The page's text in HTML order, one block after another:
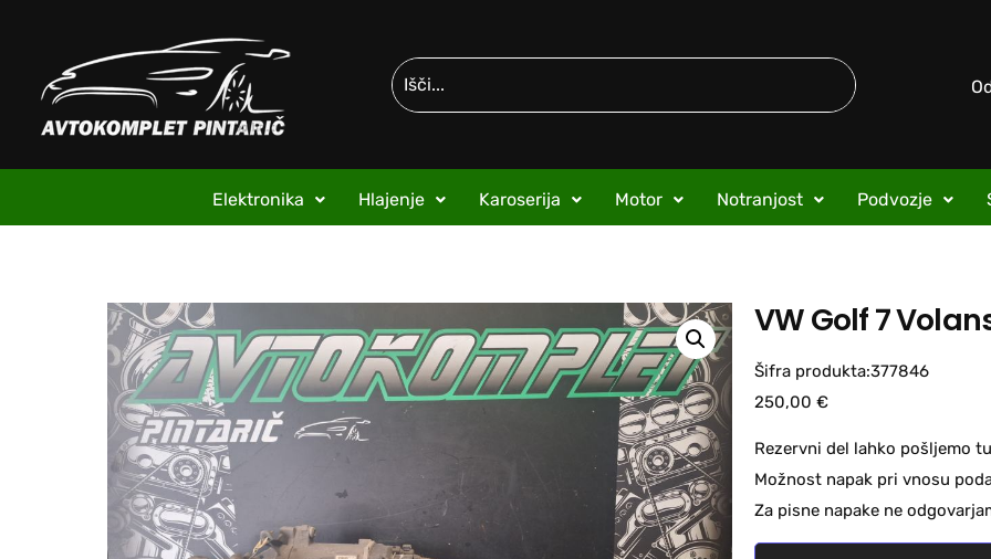
Elektronika Hlajenje Karoserija Motor Notranjost Podvozje
VW Golf 7
Šifra produkta:377846
250,00 €
Rezervni del lahko pošljemo
Možnost napak pri vnosu
Za pisne napake ne